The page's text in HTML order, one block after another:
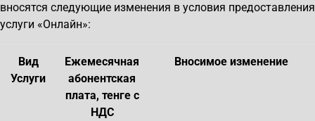
вносятся следующие изменения в условия предоставления
услуги «Онлайн»:
Вид
Услуги
Ежемесячная
абонентская
плата, тенге с
НДС
Вносимое изменение